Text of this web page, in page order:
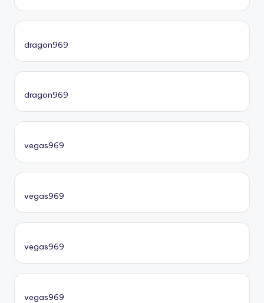
dragon969
dragon969
vegas969
vegas969
vegas969
vegas969